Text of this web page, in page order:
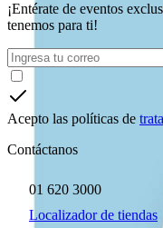
¡Entérate de eventos
tenemos para ti!
Acepto las políticas de
Contáctanos
01 620 3000
Localizador de tiendas